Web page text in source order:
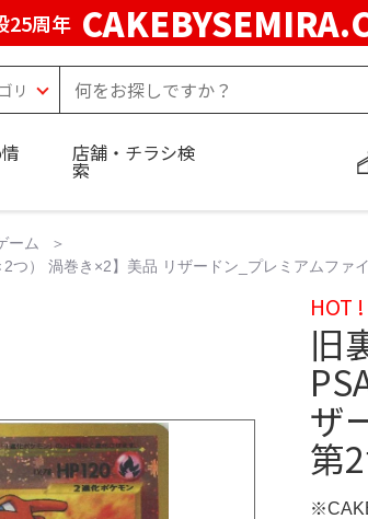
25周年
店舗・チラシ検
索
ーム
） 渦巻き×2】美品 リザードン_プレミアムファ
HOT !
旧
ザ
第